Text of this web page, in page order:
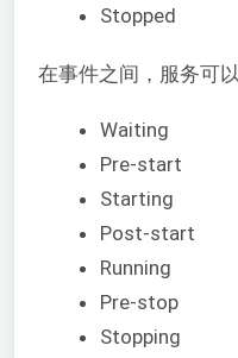
Stopped
在事件之间，服务可
Waiting
Pre-start
Starting
Post-start
Running
Pre-stop
Stopping